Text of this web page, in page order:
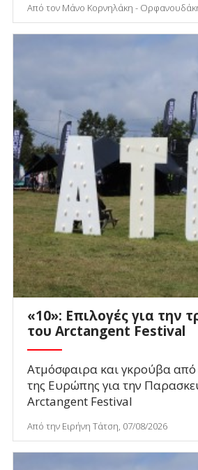
Από τον Μάνο Κορνηλάκη -
«10»: Επιλογές για την
του Arctangent Festival
Ατμόσφαιρα και γκρούβα από
της Ευρώπης για την
Arctangent Festival
Από την Ειρήνη Τάτση, 07/08/2026